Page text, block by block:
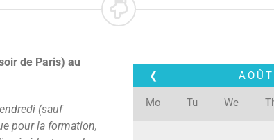
de Paris) au
(sauf
pour la formation,
❮ AOÛT
Mo Tu We